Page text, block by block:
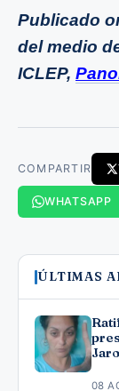
Publicado
del medio
ICLEP,
COMPARTIR
WHATSAPP
ÚLTIMAS
08